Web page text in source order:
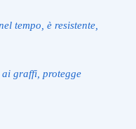
tempo, è resistente,
ai graffi, protegge